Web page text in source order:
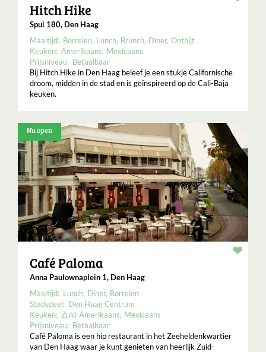
Hitch Hike
Spui 180, Den Haag
Maaltijd: Borrelen Lunch Brunch Diner Ontbijt
Keuken: Amerikaans Mexicaans
Prijsniveau: Betaalbaar
Bij Hitch Hike in Den Haag beleef je een stukje Californische
droom, midden in de stad en is geïnspireerd op de Cali-Baja
keuken.
Nu open
Café Paloma
Anna Paulownaplein 1, Den Haag
Maaltijd: Lunch Diner Borrelen
Stadsdeel: Den Haag Centrum
Keuken: Zuid-Amerikaans Mexicaans
Prijsniveau: Betaalbaar
Café Paloma is een hip restaurant in het Zeeheldenkwartier
van Den Haag waar je kunt genieten van heerlijk Zuid-